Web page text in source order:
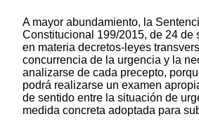
A mayor abundamiento, la
Constitucional 199/2015, de 24 de
en materia decretos-leyes
concurrencia de la urgencia y la
analizarse de cada precepto,
podrá realizarse un examen
de sentido entre la situación de
medida concreta adoptada para